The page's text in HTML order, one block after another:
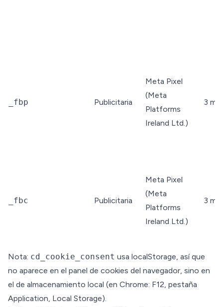
_fbp Publicitaria
Meta Pixel
(Meta
Platforms
Ireland Ltd.)
3
_fbc Publicitaria
Meta Pixel
(Meta
Platforms
Ireland Ltd.)
3
Nota: cd_cookie_consent usa localStorage, así que
no aparece en el panel de cookies del navegador, sino en
el de almacenamiento local (en Chrome: F12, pestaña
Application, Local Storage).